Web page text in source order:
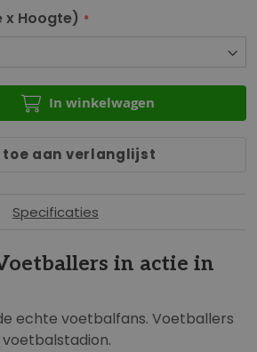
x Hoogte)
In winkelwagen
toe aan verlanglijst
Specificaties
in actie in
echte voetbalfans. Voetballers